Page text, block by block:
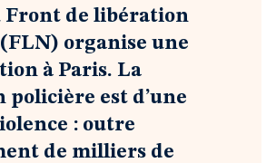
Front de libération
organise une
à Paris. La
policière est d’une
: outre
de milliers de